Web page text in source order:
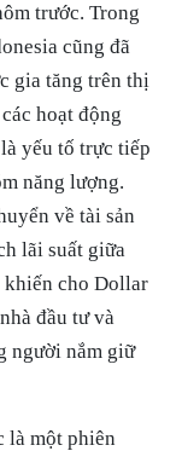
trước. Trong
cũng đã
gia tăng trên thị
hoạt động
yếu tố trực tiếp
năng lượng.
về tài sản
lãi suất giữa
khiến cho Dollar
đầu tư và
người nắm giữ
là một phiên